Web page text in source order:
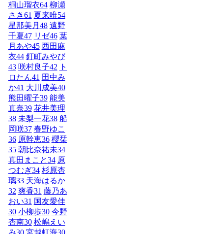
桐山瑠衣64 柳瀬
さき61 夏来唯54
星那美月 48 遠野
千夏47 リゼ46 葉
月あや45 西田麻
衣44 釘町みやび
43 咲村良子42
ト
ロたん41 田中み
か41 大川成美40
熊田曜子39 能美
真奈39 花井美理
38 未梨一花38 船
岡咲37 春野ゆこ
36 原幹恵36 櫻栞
35 朝比奈祐未34
真田まこと34 原
つむぎ34 杉原杏
璃33 天海はるか
32 爽香31 藤乃あ
おい31 国友愛佳
30 小柳歩30 今野
杏南30 松嶋えい